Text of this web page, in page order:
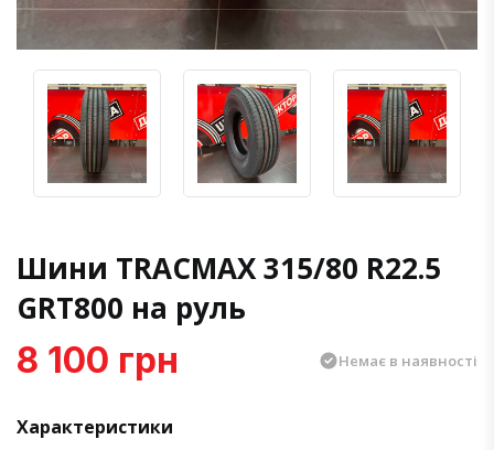
Шини TRACMAX 315/80 R22.5
GRT800 на руль
8 100 грн Немає в наявності
Характеристики